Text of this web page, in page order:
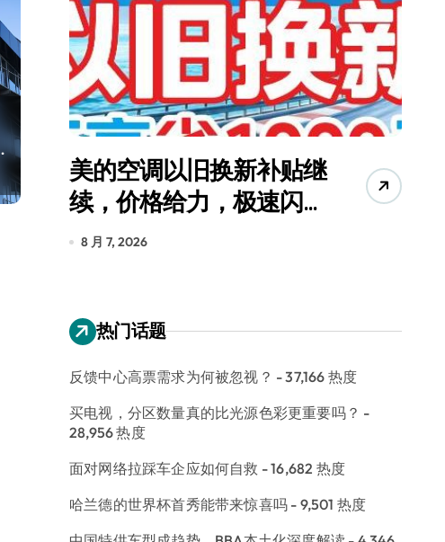
美的空调以旧换新补贴继
续，价格给力，极速闪
装！
8 月 7, 2026
热门话题
反馈中心高票需求为何被忽视？ - 37,166 热度
买电视，分区数量真的比光源色彩更重要吗？ -
28,956 热度
面对网络拉踩车企应如何自救 - 16,682 热度
哈兰德的世界杯首秀能带来惊喜吗 - 9,501 热度